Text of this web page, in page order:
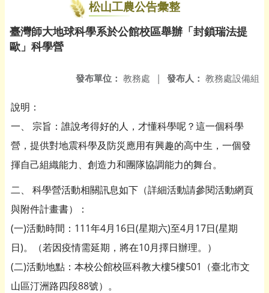
松山工農公告彙整
臺灣師大地球科學系於公館校區舉辦「封鎖瑞法提
歐」科學營
發布人： 教務處設備組
發布單位： 教務處 |
說明：
一、 宗旨：誰說考得好的人，才懂科學呢？這一個科學
營，提供對地震科學及防災應用有興趣的高中生，一個發
揮自己組織能力、創造力和團隊協調能力的舞台。
二、 科學營活動相關訊息如下（詳細活動請參閱活動網頁
與附件計畫書）：
(一)活動時間：111年4月16日(星期六)至4月17日(星期
日)。（若因疫情需延期，將在10月擇日辦理。）
(二)活動地點：本校公館校區科教大樓5樓501（臺北市文
山區汀洲路四段88號）。